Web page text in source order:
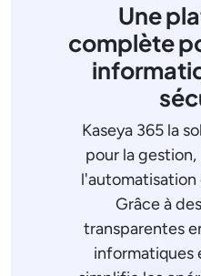
Une
complète
Kaseya 365 la
pour la
Grâce à
transparentes
informatiques